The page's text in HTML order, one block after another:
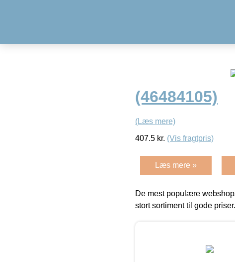
(46484105)
(Læs mere)
407.5 kr. (Vis fragtpris)
Læs mere »
De mest populære
stort sortiment til gode priser.